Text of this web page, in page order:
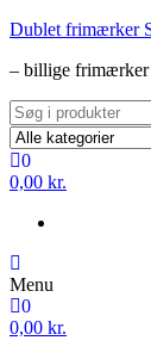
Videre
indhold
Dublet frimærker
– billige frimærker
0
0,00 kr.
Menu
0
0,00 kr.